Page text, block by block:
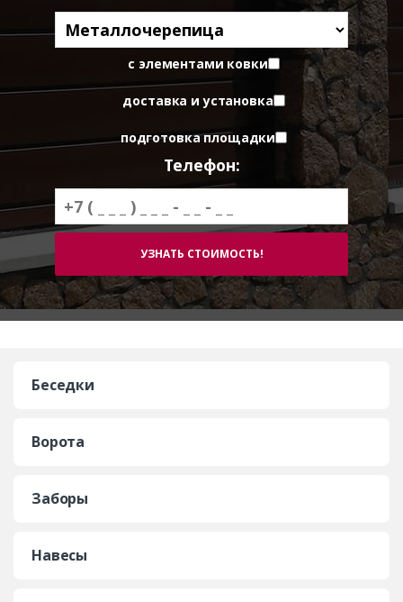
с элементами ковки
доставка и установка
подготовка площадки
Телефон:
Беседки
Ворота
Заборы
Навесы